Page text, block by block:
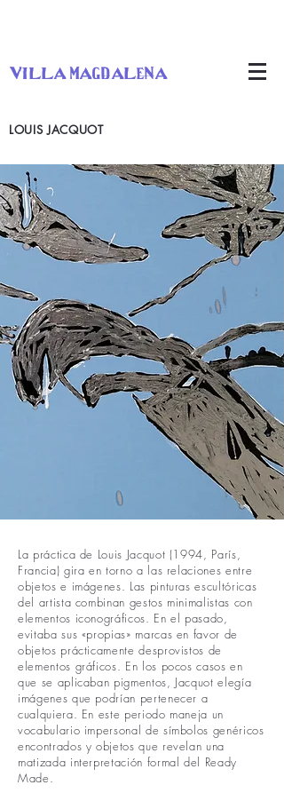
villa magdalena
LOUIS JACQUOT
La práctica de Louis Jacquot (1994, París,
Francia) gira en torno a las relaciones entre
objetos e imágenes. Las pinturas escultóricas
del artista combinan gestos minimalistas con
elementos iconográficos. En el pasado,
evitaba sus «propias» marcas en favor de
objetos prácticamente desprovistos de
elementos gráficos. En los pocos casos en
que se aplicaban pigmentos, Jacquot elegía
imágenes que podrían pertenecer a
cualquiera. En este periodo maneja un
vocabulario impersonal de símbolos genéricos
encontrados y objetos que revelan una
matizada interpretación formal del Ready
Made.